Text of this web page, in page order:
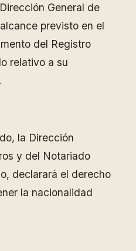
General de
previsto en el
del Registro
relativo a su
la Dirección
y del Notariado
declarará el derecho
la nacionalidad